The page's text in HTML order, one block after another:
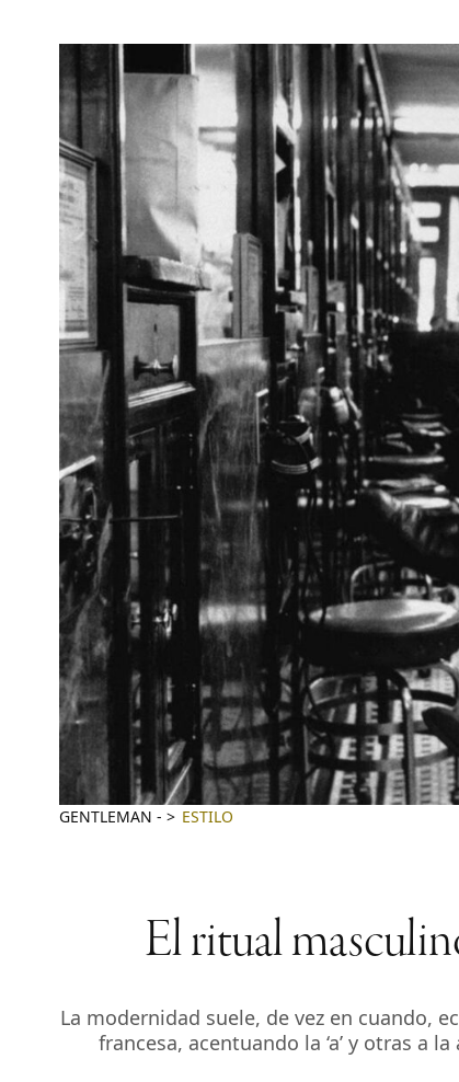
GENTLEMAN - ESTILO
El ritual
La modernidad suele, de vez en cuando,
francesa, acentuando la ‘a’ y otras a